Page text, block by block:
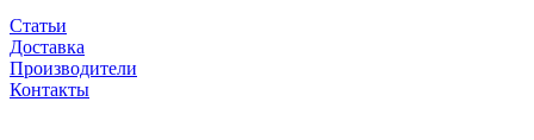
Статьи
Доставка
Производители
Контакты